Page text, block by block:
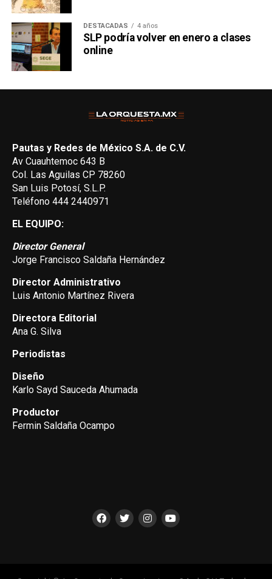
DESTACADAS 4 años
SLP podría volver en enero a clases
online
Pautas y Redes de México S.A. de C.V.
Av Cuauhtemoc 643 B
Col. Las Aguilas CP 78260
San Luis Potosí, S.L.P.
Teléfono 444 2440971
EL EQUIPO:
Director General
Jorge Francisco Saldaña Hernández
Director Administrativo
Luis Antonio Martínez Rivera
Directora Editorial
Ana G. Silva
Periodistas
Diseño
Karlo Sayd Sauceda Ahumada
Productor
Fermin Saldaña Ocampo